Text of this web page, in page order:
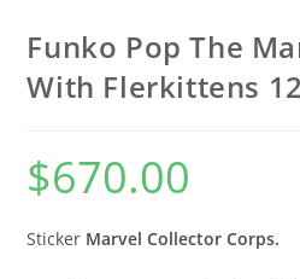
Funko Pop The
With Flerkittens
$670.00
Sticker Marvel Collector Corps.